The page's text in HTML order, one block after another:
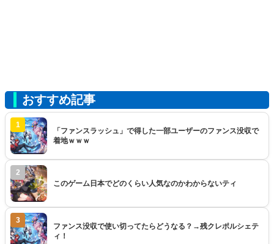
おすすめ記事
1
「ファンスラッシュ」で得した一部ユーザーのファンス没収で
着地ｗｗｗ
2
このゲーム日本でどのくらい人気なのかわからないティ
3
ファンス没収で使い切ってたらどうなる？→残クレポルシェテ
ィ！